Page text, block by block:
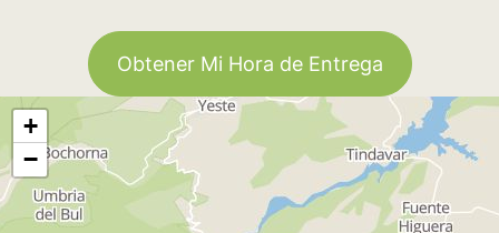
Obtener Mi Hora de Entrega
+
−